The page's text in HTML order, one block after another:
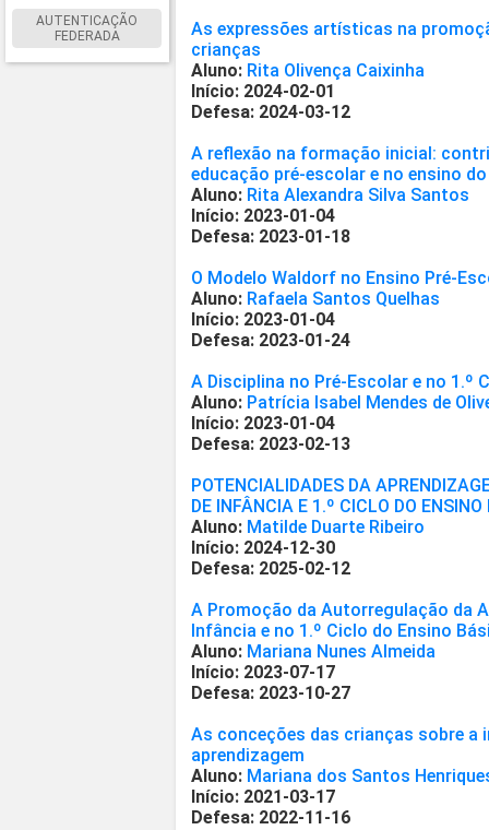
AUTENTICAÇÃO
FEDERADA
As expressões artísticas na
crianças
Aluno: Rita Olivença Caixinha
Início: 2024-02-01
Defesa: 2024-03-12
A reflexão na formação inicial:
educação pré-escolar e no ensino
Aluno: Rita Alexandra Silva Santos
Início: 2023-01-04
Defesa: 2023-01-18
O Modelo Waldorf no Ensino Pré-
Aluno: Rafaela Santos Quelhas
Início: 2023-01-04
Defesa: 2023-01-24
A Disciplina no Pré-Escolar e no 1.º
Aluno: Patrícia Isabel Mendes de
Início: 2023-01-04
Defesa: 2023-02-13
POTENCIALIDADES DA
DE INFÂNCIA E 1.º CICLO DO
Aluno: Matilde Duarte Ribeiro
Início: 2024-12-30
Defesa: 2025-02-12
A Promoção da Autorregulação da
Infância e no 1.º Ciclo do Ensino
Aluno: Mariana Nunes Almeida
Início: 2023-07-17
Defesa: 2023-10-27
As conceções das crianças sobre a
aprendizagem
Aluno: Mariana dos Santos
Início: 2021-03-17
Defesa: 2022-11-16